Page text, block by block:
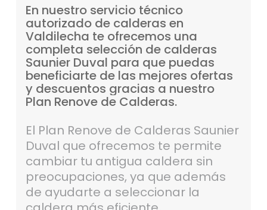
En nuestro servicio técnico
autorizado de calderas en
Valdilecha te ofrecemos una
completa selección de calderas
Saunier Duval para que puedas
beneficiarte de las mejores ofertas
y descuentos gracias a nuestro
Plan Renove de Calderas.
El Plan Renove de Calderas Saunier
Duval que ofrecemos te permite
cambiar tu antigua caldera sin
preocupaciones, ya que además
de ayudarte a seleccionar la